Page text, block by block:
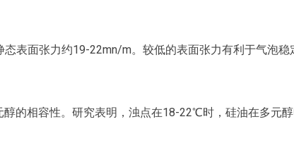
态表面张力约19-22mn/m。较低的表面张力有利于气泡稳
的相容性。研究表明，浊点在18-22℃时，硅油在多元